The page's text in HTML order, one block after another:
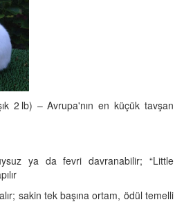
2 lb) – Avrupa'nın en küçük tavşan
ya da fevri davranabilir; “Little
sakin tek başına ortam, ödül temelli